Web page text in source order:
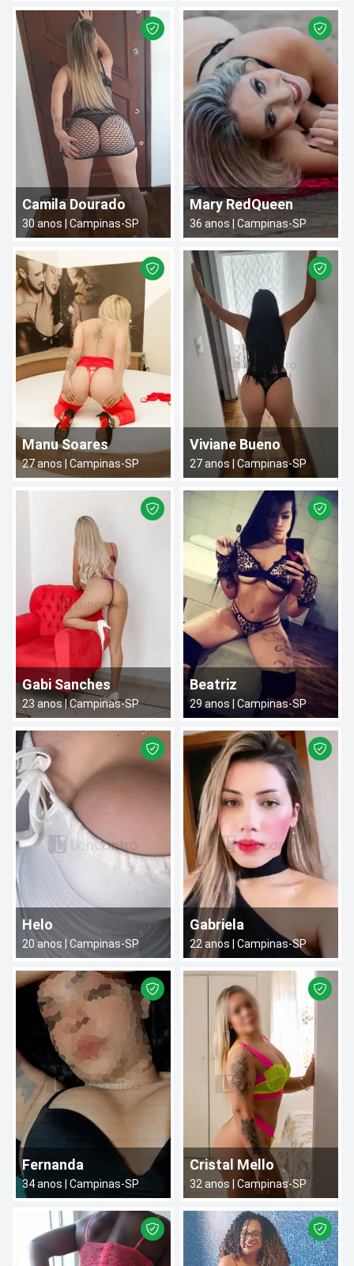
Camila Dourado
30 anos | Campinas-SP
Mary RedQueen
36 anos | Campinas-SP
Manu Soares
27anos | Campinas-SP
Viviane Bueno
27anos | Campinas-SP
Gabi Sanches
23 anos | Campinas-SP
Beatriz
29 anos | Campinas-SP
Helo
20 anos | Campinas-SP
Gabriela
22anos | Campinas-SP
Fernanda
34anos | Campinas-SP
Cristal Mello
32anos | Campinas-SP